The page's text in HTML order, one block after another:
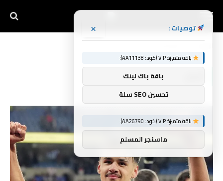
توصيات : ×
باقة متميزة VIP (كود: AA11138):
باقة باك لينك
تحسين SEO سلة
باقة متميزة VIP (كود: AA26790):
ماسنجر المسلم